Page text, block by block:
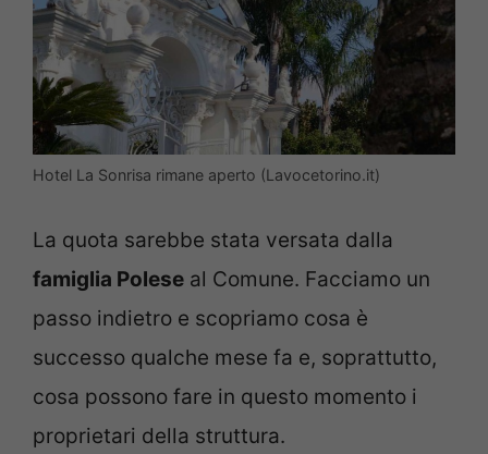
Hotel La Sonrisa rimane aperto (Lavocetorino.it)
La quota sarebbe stata versata dalla
famiglia Polese al Comune. Facciamo un
passo indietro e scopriamo cosa è
successo qualche mese fa e, soprattutto,
cosa possono fare in questo momento i
proprietari della struttura.